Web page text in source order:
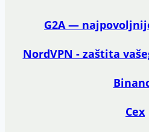
G2A —
NordVPN - zaštita
Cex